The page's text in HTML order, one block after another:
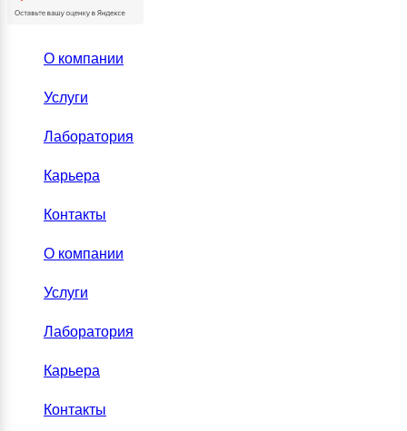
О компании
Услуги
Лаборатория
Карьера
Контакты
О компании
Услуги
Лаборатория
Карьера
Контакты